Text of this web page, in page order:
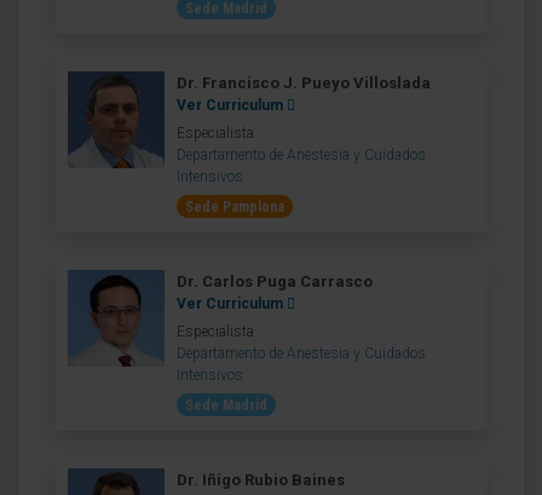
Sede Madrid
Dr. Francisco J. Pueyo Villoslada
Ver Curriculum
Especialista
Departamento de Anestesia y Cuidados
Intensivos
Sede Pamplona
Dr. Carlos Puga Carrasco
Ver Curriculum
Especialista
Departamento de Anestesia y Cuidados
Intensivos
Sede Madrid
Dr. Iñigo Rubio Baines